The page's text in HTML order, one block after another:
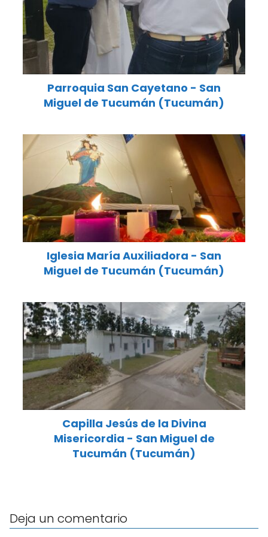
Parroquia San Cayetano - San
Miguel de Tucumán (Tucumán)
Iglesia María Auxiliadora - San
Miguel de Tucumán (Tucumán)
Capilla Jesús de la Divina
Misericordia - San Miguel de
Tucumán (Tucumán)
Deja un comentario